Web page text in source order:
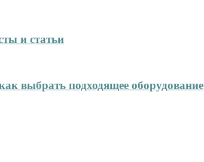
и статьи
выбрать подходящее оборудование